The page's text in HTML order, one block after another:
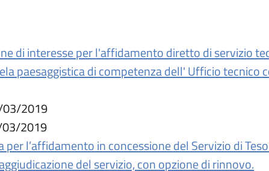
di interesse per l'affidamento diretto di servizio
paesaggistica di competenza dell' Ufficio tecnico
2019
2019
per l’affidamento in concessione del Servizio di
del servizio, con opzione di rinnovo.